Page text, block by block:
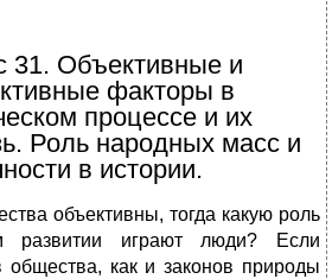
31. Объективные и
факторы в
процессе и их
Роль народных масс и
в истории.
объективны, тогда какую роль
развитии играют люди? Если
общества, как и законов природы